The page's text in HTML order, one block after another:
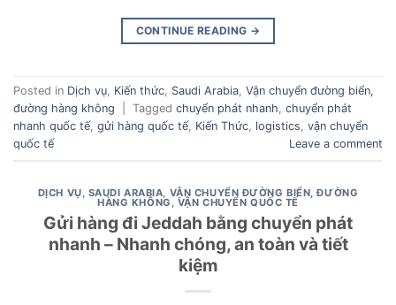
CONTINUE READING →
Posted in Dịch vụ Kiến thức Saudi Arabia Vận chuyển đường biển,
đường hàng không
Tagged chuyển phát nhanh chuyển phát
nhanh quốc tế gửi hàng quốc tế Kiến Thức logistics vận chuyển
quốc tế
Leave a comment
DỊCH VỤ SAUDI ARABIA VẬN CHUYỂN ĐƯỜNG BIỂN, ĐƯỜNG
HÀNG KHÔNG VẬN CHUYỂN QUỐC TẾ
Gửi hàng đi Jeddah bằng chuyển phát
nhanh – Nhanh chóng, an toàn và tiết
kiệm